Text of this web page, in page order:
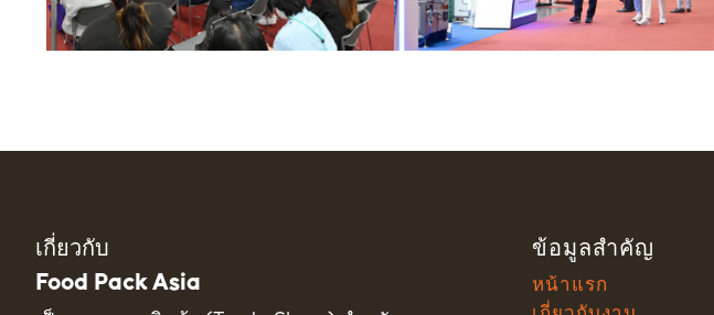
เกี่ยวกับ
Food Pack Asia
ข้อมูลสำคัญ
หน้าแรก